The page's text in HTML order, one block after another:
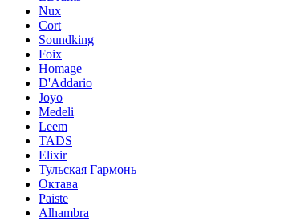
Nux
Cort
Soundking
Foix
Homage
D'Addario
Joyo
Medeli
Leem
TADS
Elixir
Тульская Гармонь
Октава
Paiste
Alhambra